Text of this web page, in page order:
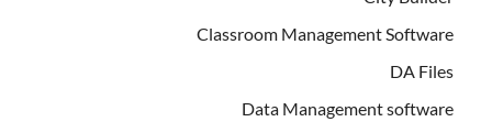
Classroom Management Software
DA Files
Data Management software